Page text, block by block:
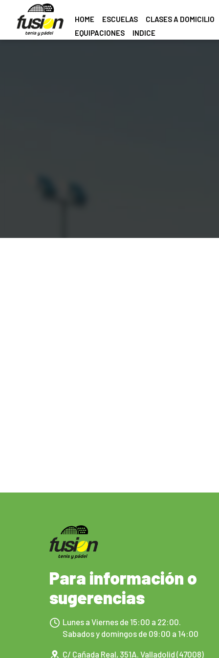
HOME ESCUELAS
CLASES A DOMICILIO
EQUIPACIONES
INDICE
Para información o
sugerencias
Lunes a Viernes de 15:00 a 22:00.
Sabados y domingos de 09:00 a 14:00
C/ Cañada Real, 351A. Valladolid (47008)